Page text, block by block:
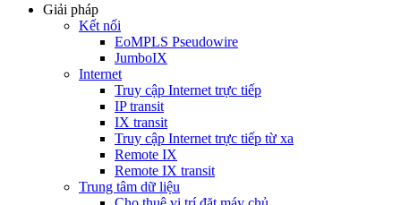
Giải pháp
Kết nối
EoMPLS Pseudowire
JumboIX
Internet
Truy cập Internet trực tiếp
IP transit
IX transit
Truy cập Internet trực tiếp từ xa
Remote IX
Remote IX transit
Trung tâm dữ liệu